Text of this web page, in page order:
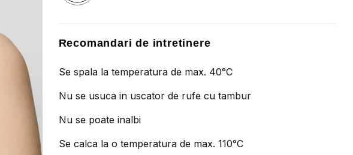
Recomandari de intretinere
Se spala la temperatura de max. 40°C
Nu se usuca in uscator de rufe cu tambur
Nu se poate inalbi
Se calca la o temperatura de max. 110°C